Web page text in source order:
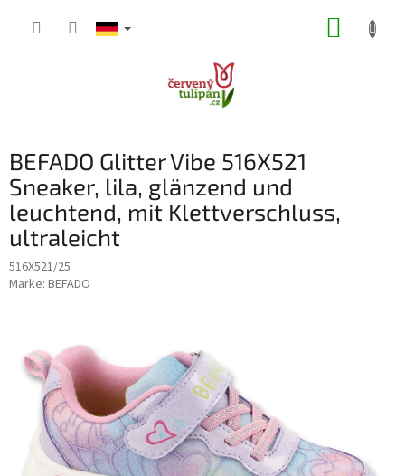
BEFADO Glitter Vibe 516X521
Sneaker, lila, glänzend und
leuchtend, mit Klettverschluss,
ultraleicht
516X521/25
Marke: BEFADO